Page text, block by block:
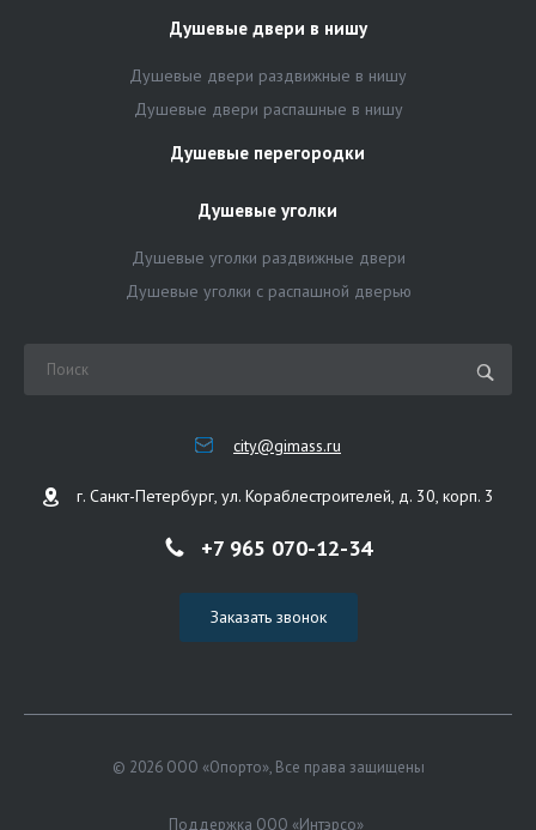
Душевые двери в нишу
Душевые двери раздвижные в нишу
Душевые двери распашные в нишу
Душевые перегородки
Душевые уголки
Душевые уголки раздвижные двери
Душевые уголки с распашной дверью
city@gimass.ru
г. Санкт-Петербург, ул. Кораблестроителей, д. 30, корп. 3
+7 965 070-12-34
Заказать звонок
© 2026 ООО «Опорто», Все права защищены
Поддержка ООО «Интэрсо»